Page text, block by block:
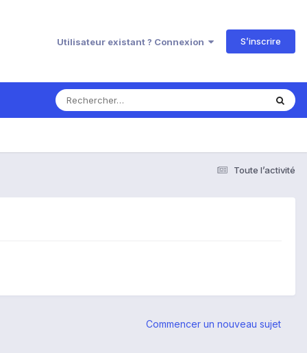
Utilisateur existant ? Connexion S’inscrire
Toute l’activité
Commencer un nouveau sujet